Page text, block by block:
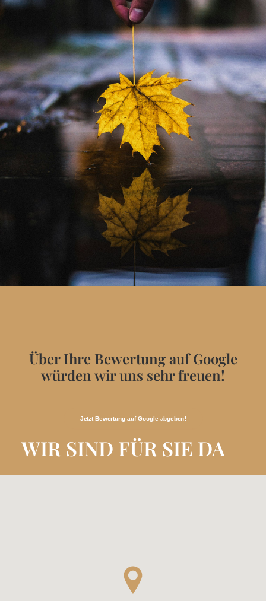
WIR SIND FÜR SIE DA
Wir unterstützen Sie einfühlsam und zuverlässig als Ihr
Über Ihre Bewertung auf Google
würden wir uns sehr freuen!
Jetzt Bewertung auf Google abgeben!